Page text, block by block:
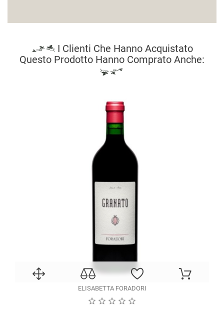
I Clienti Che Hanno Acquistato
Questo Prodotto Hanno Comprato Anche:
ELISABETTA FORADORI